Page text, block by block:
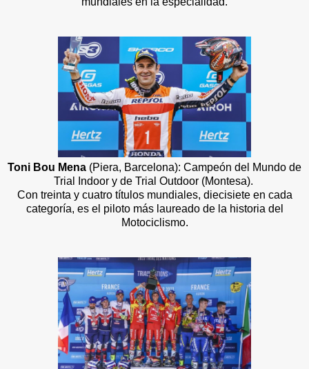
Toni Bou Mena (Piera, Barcelona): Campeón del Mundo de
Trial Indoor y de Trial Outdoor (Montesa).
Con treinta y cuatro títulos mundiales, diecisiete en cada
categoría, es el piloto más laureado de la historia del
Motociclismo.